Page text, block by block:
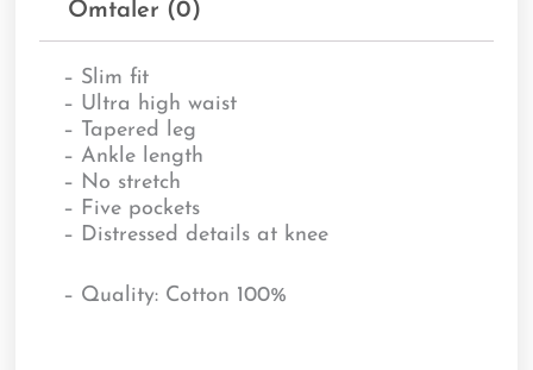
Omtaler (0)
– Slim fit
– Ultra high waist
– Tapered leg
– Ankle length
– No stretch
– Five pockets
– Distressed details at knee
– Quality: Cotton 100%